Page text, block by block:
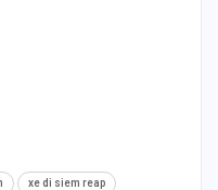
xe di siem reap